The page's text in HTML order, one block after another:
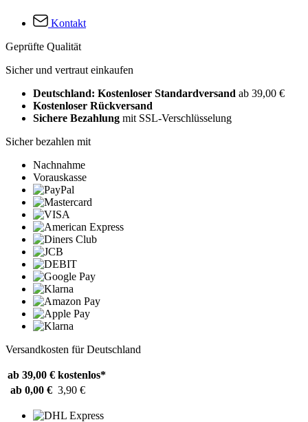
Kontakt
Geprüfte Qualität
Sicher und vertraut einkaufen
Deutschland: Kostenloser Standardversand ab 39,00 €
Kostenloser Rückversand
Sichere Bezahlung mit SSL-Verschlüsselung
Sicher bezahlen mit
Nachnahme
Vorauskasse
Versandkosten für Deutschland
ab 39,00 € kostenlos*
ab 0,00 € 3,90 €